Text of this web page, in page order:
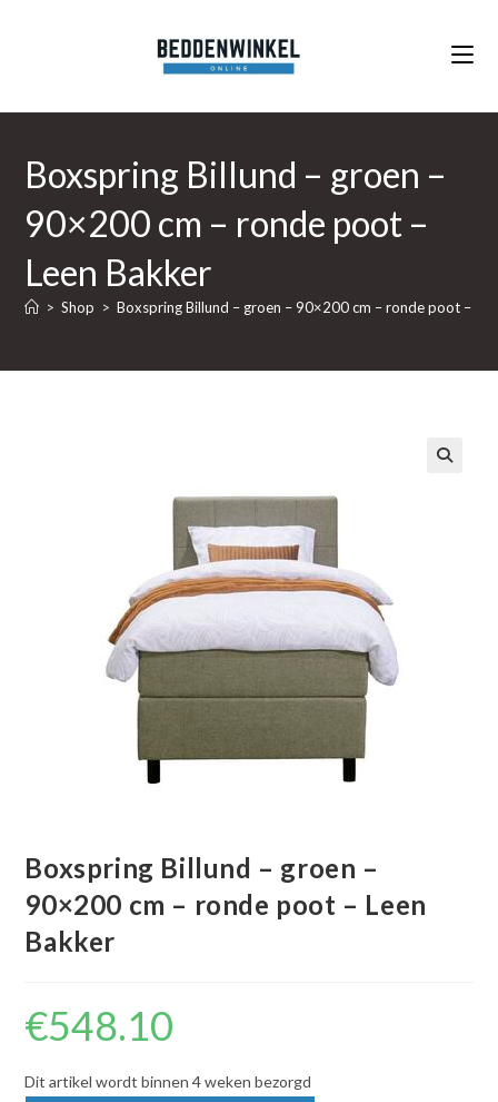
Boxspring Billund – groen –
90×200 cm – ronde poot –
Leen Bakker
> Shop > Boxspring Billund – groen – 90×200 cm – ronde poot –
Boxspring Billund – groen –
90×200 cm – ronde poot – Leen
Bakker
€548.10
Dit artikel wordt binnen 4 weken bezorgd